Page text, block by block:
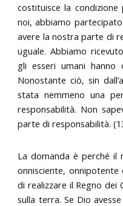
costituisce la
noi, abbiamo
avere la nostra parte di
uguale. Abbiamo
gli esseri umani hanno
Nonostante ciò, sin
stata nemmeno una
responsabilità. Non
parte di responsabilità.
La domanda è perché
onnisciente,
di realizzare il Regno dei
sulla terra. Se Dio